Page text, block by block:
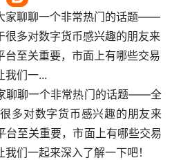
家聊聊一个非常热门的话题——
很多对数字货币感兴趣的朋友来
至关重要，市面上有哪些交易
我们一...
聊聊一个非常热门的话题——全
多对数字货币感兴趣的朋友来
台至关重要，市面上有哪些交易
们一起来深入了解一下吧！